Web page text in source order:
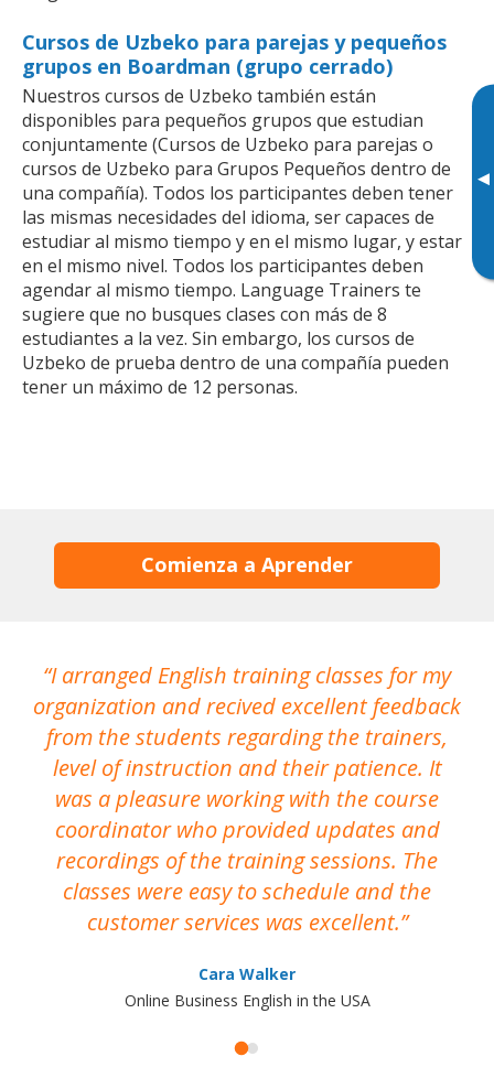
▸
Cursos de Uzbeko para parejas y pequeños
grupos en Boardman (grupo cerrado)
Nuestros cursos de Uzbeko también están
disponibles para pequeños grupos que estudian
conjuntamente (Cursos de Uzbeko para parejas o
cursos de Uzbeko para Grupos Pequeños dentro de
una compañía). Todos los participantes deben tener
las mismas necesidades del idioma, ser capaces de
estudiar al mismo tiempo y en el mismo lugar, y estar
en el mismo nivel. Todos los participantes deben
agendar al mismo tiempo. Language Trainers te
sugiere que no busques clases con más de 8
estudiantes a la vez. Sin embargo, los cursos de
Uzbeko de prueba dentro de una compañía pueden
tener un máximo de 12 personas.
Comienza a Aprender
I arranged English training classes for my
organization and recived excellent feedback
from the students regarding the trainers,
level of instruction and their patience. It
was a pleasure working with the course
coordinator who provided updates and
recordings of the training sessions. The
classes were easy to schedule and the
customer services was excellent.
Cara Walker
Online Business English in the USA